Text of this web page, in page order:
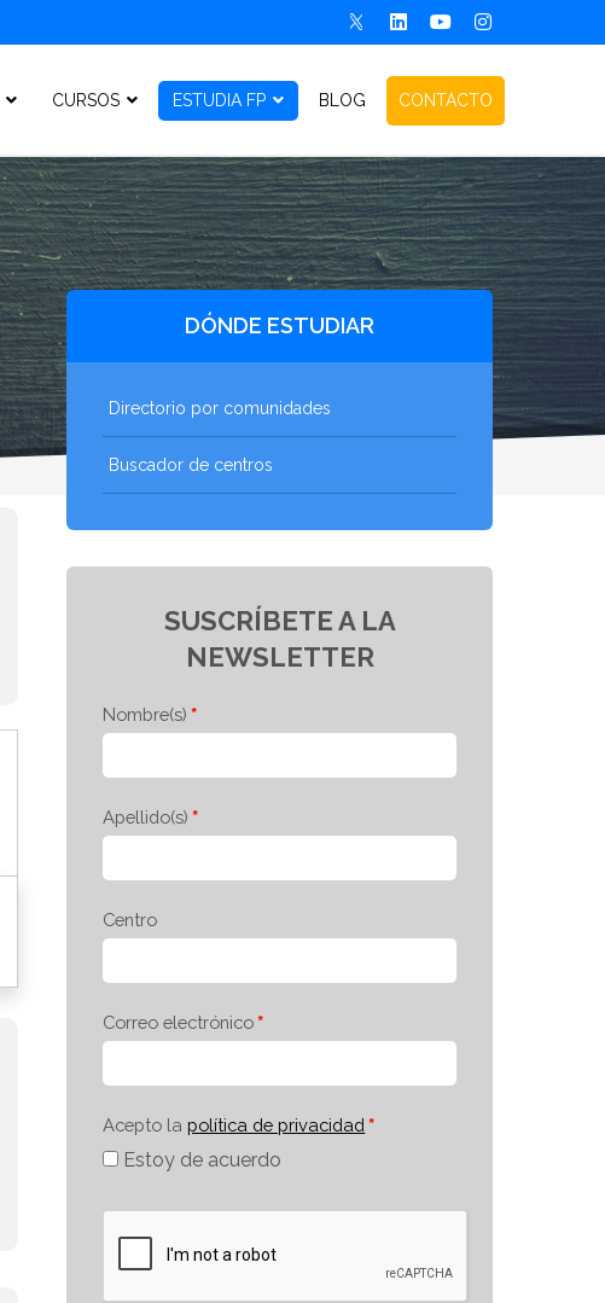
CURSOS ESTUDIA FP BLOG CONTACTO
DÓNDE ESTUDIAR
Directorio por comunidades
Buscador de centros
SUSCRÍBETE A LA
NEWSLETTER
Nombre(s)
Apellido(s)
Centro
Correo electrónico
Acepto la política de privacidad
Estoy de acuerdo